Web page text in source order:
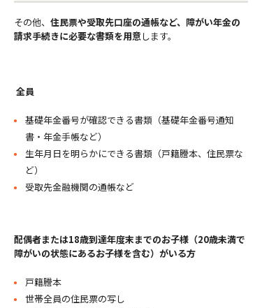
その他、 住民票や受取先口座の通帳など、障がい年金の
請求手続きに必要な書類を用意します。
全員
基礎年金番号が確認できる書類（基礎年金番号通知
書・年金手帳など）
生年月日を明らかにできる書類（戸籍謄本、住民票な
ど）
受取先金融機関の通帳など
配偶者または18歳到達年度末までのお子様（20歳未満で
障がいの状態にあるお子様を含む）がいる方
戸籍謄本
世帯全員の住民票の写し